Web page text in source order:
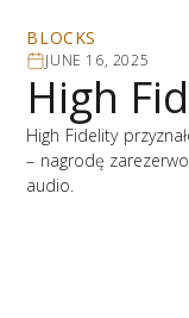
BLOCKS
JUNE 16, 2025
High
High Fidelity
– nagrodę
audio.